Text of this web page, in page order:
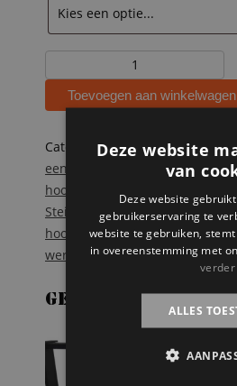
hoogslaper
Fosse
aantal
Toevoegen aan winkelwagen
Categorieën:Onze
een rij
Steigerhouten bedden,
hoogslapers
Steigerhouten
hoogslaper,kinderbed,
wereldkaart
Gerelateerde
Deze website
van
Deze website
gebruikerservaring te
website te gebruiken,
in overeenstemming met
verder
ALLES